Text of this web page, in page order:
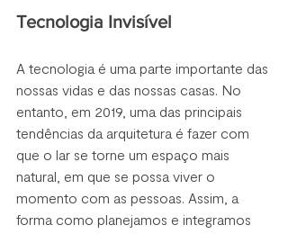
Tecnologia Invisível
A tecnologia é uma parte importante das
nossas vidas e das nossas casas. No
entanto, em 2019, uma das principais
tendências da arquitetura é fazer com
que o lar se torne um espaço mais
natural, em que se possa viver o
momento com as pessoas. Assim, a
forma como planejamos e integramos